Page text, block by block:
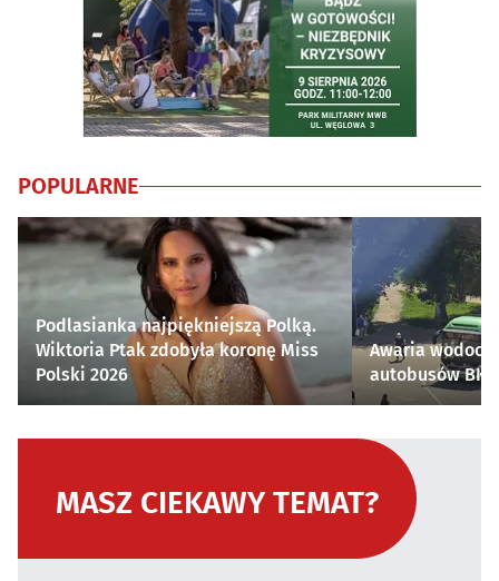
POPULARNE
Podlasianka najpiękniejszą Polką.
Wiktoria Ptak zdobyła koronę Miss
Polski 2026
Awaria
autobusów
MASZ CIEKAWY TEMAT?